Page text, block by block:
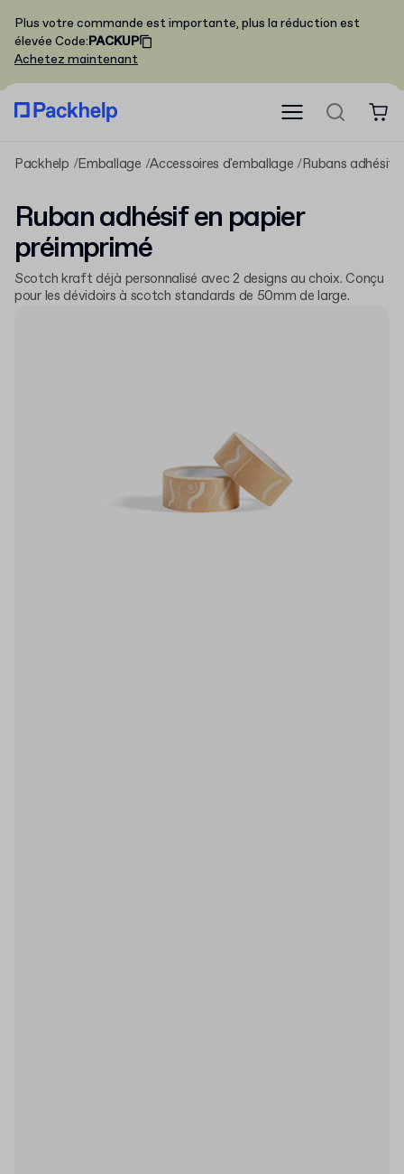
Plus votre commande est importante, plus la réduction est
élevée Code:PACKUP
Achetez maintenant
Packhelp Emballage Accessoires d'emballage Rubans adhésifs
Ruban adhésif en papier
préimprimé
Scotch kraft déjà personnalisé avec 2 designs au choix. Conçu
pour les dévidoirs à scotch standards de 50mm de large.